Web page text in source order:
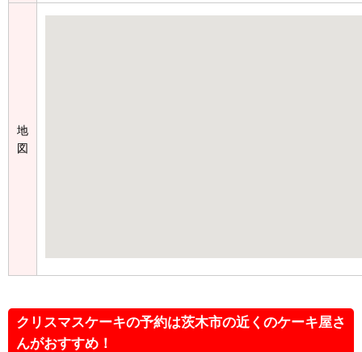
地
図
クリスマスケーキの予約は茨木市の近くのケーキ屋さ
んがおすすめ！